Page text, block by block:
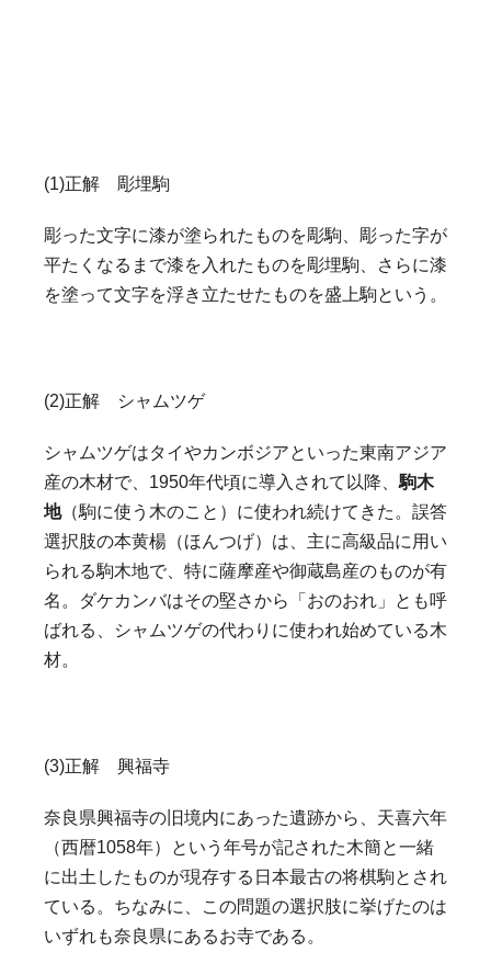
(1)正解 彫埋駒
彫った文字に漆が塗られたものを彫駒、彫った字が
平たくなるまで漆を入れたものを彫埋駒、さらに漆
を塗って文字を浮き立たせたものを盛上駒という。
(2)正解 シャムツゲ
シャムツゲはタイやカンボジアといった東南アジア
産の木材で、1950年代頃に導入されて以降、駒木
地（駒に使う木のこと）に使われ続けてきた。誤答
選択肢の本黄楊（ほんつげ）は、主に高級品に用い
られる駒木地で、特に薩摩産や御蔵島産のものが有
名。ダケカンバはその堅さから「おのおれ」とも呼
ばれる、シャムツゲの代わりに使われ始めている木
材。
(3)正解 興福寺
奈良県興福寺の旧境内にあった遺跡から、天喜六年
（西暦1058年）という年号が記された木簡と一緒
に出土したものが現存する日本最古の将棋駒とされ
ている。ちなみに、この問題の選択肢に挙げたのは
いずれも奈良県にあるお寺である。